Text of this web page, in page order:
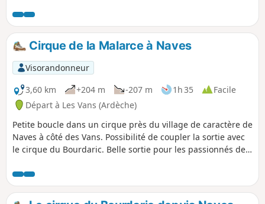
sentier botanique, brusque passage de
la végétation entre strates calcaires et
schiste cévenol, et retour par un chemin
dominant la rivière Chassezac. Très joli
et pittoresque village de Naves. Tel est
le menu de cette randonnée
spectaculaire qui vous est proposée
autour de l'Ouest des Vans.
Cirque de la Malarce à Naves
Visorandonneur
3,60 km
+204 m -207 m 1h 35
Facile
Départ à Les Vans (Ardèche)
Petite boucle dans un cirque près du village de caractère de
Naves à côté des Vans. Possibilité de coupler la sortie avec
le cirque du Bourdaric. Belle sortie pour les passionnés de